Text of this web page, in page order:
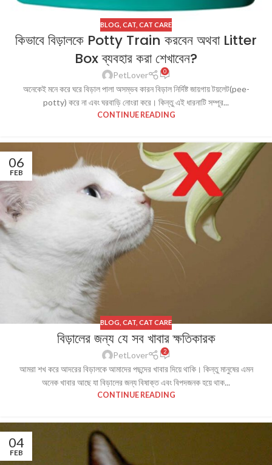
BLOG CAT CAT CARE
কিভাবে বিড়ালকে Potty Train করবেন অথবা Litter
Box ব্যবহার করা শেখাবেন?
PetLover 0
অনেকেই মনে করে ঘরে বিড়াল পালা অসম্ভব কারন বিড়াল নির্দিষ্ট জায়গায় টয়লেট(pee-
potty) করে না এবং ঘরবাড়ি নোংরা করে। কিন্তু এই ধারনাটি সম্পূর...
CONTINUE READING
06
FEB
BLOG CAT CAT CARE
বিড়ালের জন্য যে সব খাবার ক্ষতিকারক
PetLover 2
আমরা শখ করে আদরের বিড়ালকে আমাদের পছন্দের খাবার দিয়ে থাকি। কিন্তু মানুষের এমন
অনেক খাবার আছে যা বিড়ালের জন্য বিষাক্ত এবং বিপদজনক হয়ে থাক...
CONTINUE READING
04
FEB